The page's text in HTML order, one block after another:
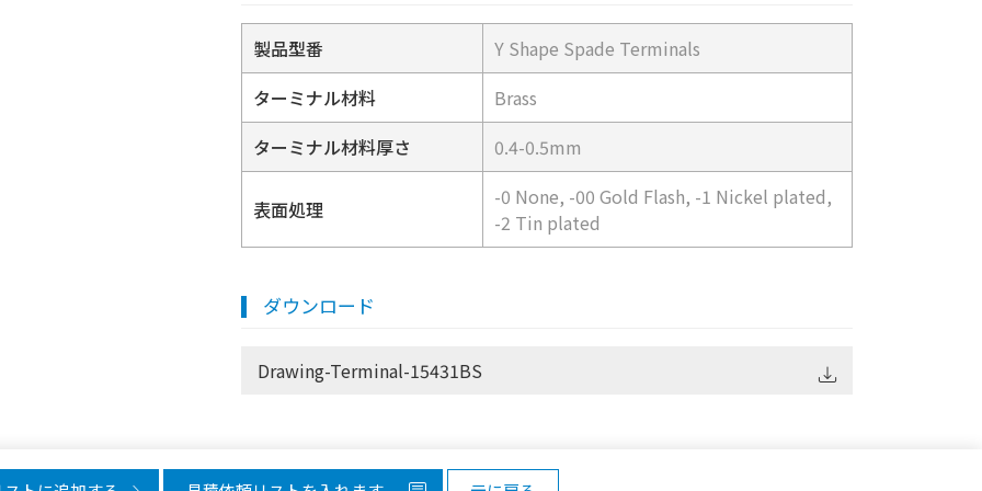
製品型番
Y Shape Spade Terminals
ターミナル材料
Brass
ターミナル材料厚さ
0.4-0.5mm
表面処理
-0 None, -00 Gold Flash, -1 Nickel plated,
-2 Tin plated
ダウンロード
Drawing-Terminal-15431BS